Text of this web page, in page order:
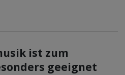
ist zum
geeignet